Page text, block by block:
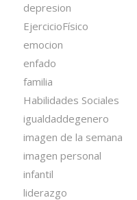
depresion
EjercicioFísico
emocion
enfado
familia
Habilidades Sociales
igualdaddegenero
imagen de la semana
imagen personal
infantil
liderazgo